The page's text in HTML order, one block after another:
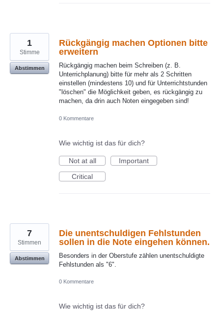
Rückgängig machen Optionen bitte
erweitern
Rückgängig machen beim Schreiben (z. B.
Unterrichplanung) bitte für mehr als 2 Schritten
einstellen (mindestens 10) und für Unterrichtstunden
"löschen" die Möglichkeit geben, es rückgängig zu
machen, da drin auch Noten eingegeben sind!
1
Stimme
Abstimmen
0 Kommentare
Wie wichtig ist das für dich?
Not at all
Important
Critical
Die unentschuldigen Fehlstunden
sollen in die Note eingehen können.
Besonders in der Oberstufe zählen unentschuldigte
Fehlstunden als "6".
7
Stimmen
Abstimmen
0 Kommentare
Wie wichtig ist das für dich?